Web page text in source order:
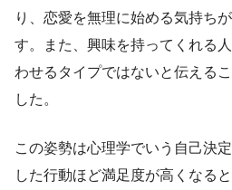
り、恋愛を無理に始める気持ち
す。また、興味を持ってくれる
わせるタイプではないと伝える
した。
この姿勢は心理学でいう自己決
した行動ほど満足度が高くなる